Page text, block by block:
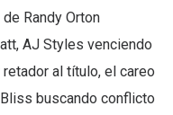
Randy Orton
AJ Styles venciendo
al título, el careo
buscando conflicto